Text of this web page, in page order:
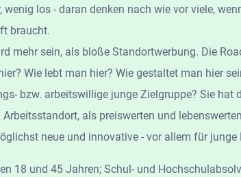
los - daran denken nach wie vor viele,
braucht.
mehr sein, als bloße Standortwerbung. Die
Wie lebt man hier? Wie gestaltet man hier
bzw. arbeitswillige junge Zielgruppe? Sie
als preiswerten und
neue und innovative - vor allem für junge
18 und 45 Jahren; Schul- und